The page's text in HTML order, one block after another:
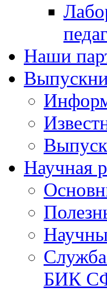
Наши
Научная
БИК